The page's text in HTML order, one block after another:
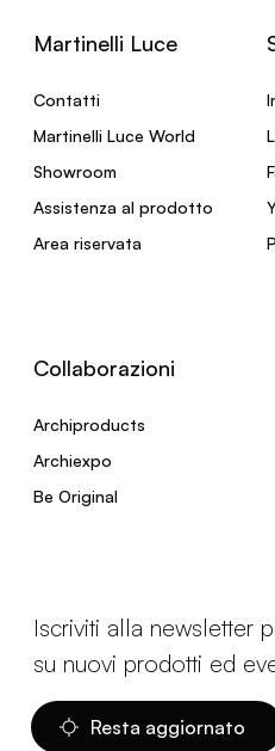
Martinelli Luce
Contatti
Martinelli Luce World
Showroom
Assistenza al prodotto
Area riservata
Collaborazioni
Archiproducts
Archiexpo
Be Original
Iscriviti alla newsletter
su nuovi prodotti ed
Resta aggiornato